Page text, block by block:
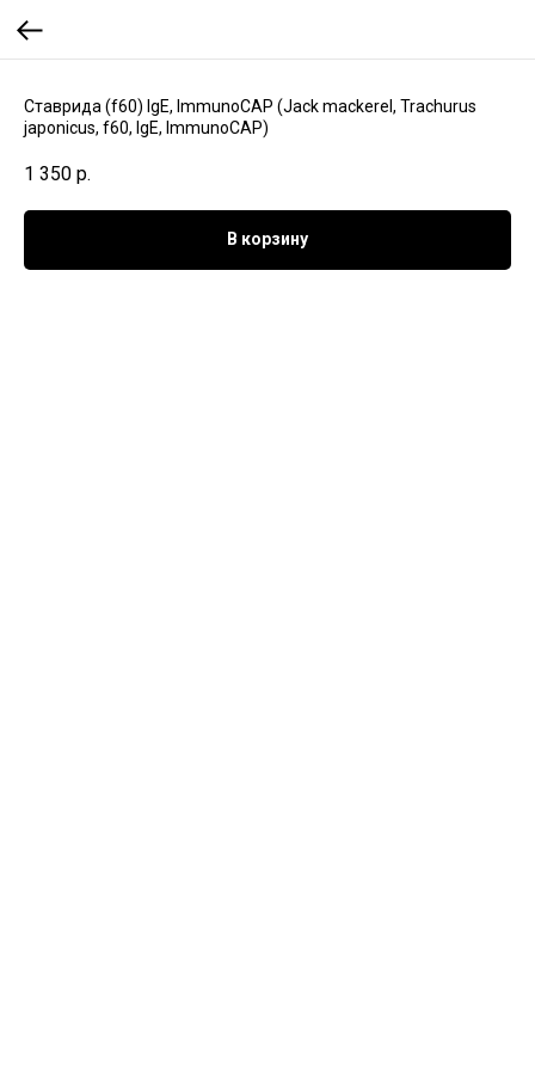
Ставрида (f60) IgE, ImmunoCAP (Jack mackerel, Trachurus
japonicus, f60, IgE, ImmunoCAP)
1 350 р.
В корзину